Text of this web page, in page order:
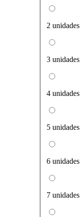
2 unidades
3 unidades
4 unidades
5 unidades
6 unidades
7 unidades